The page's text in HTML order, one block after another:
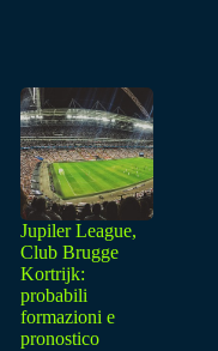
Jupiler League,
Club Brugge
Kortrijk:
probabili
formazioni e
pronostico